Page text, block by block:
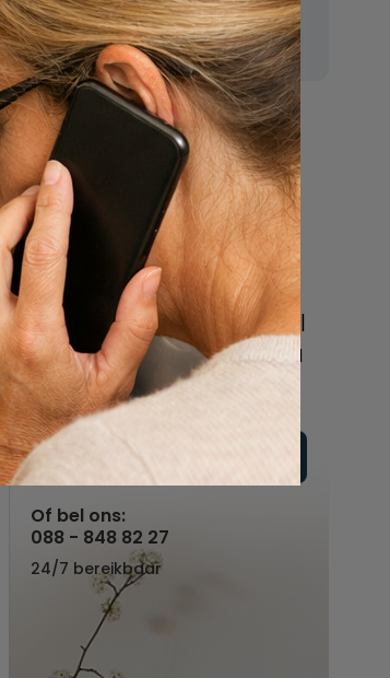
Nu
een uitvaart
regelen
Beschrijf uw wensen
online of bel ons geheel
vrijblijvend voor hulp na
een overlijden.
Vul hier uw wensen in
Of bel ons:
088 - 848 82 27
24/7 bereikbaar